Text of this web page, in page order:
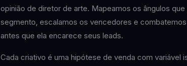
opinião de diretor de arte. Mapeamos os ângulos
segmento, escalamos os vencedores e
antes que ela encarece seus leads.
Cada criativo é uma hipótese de venda com variável